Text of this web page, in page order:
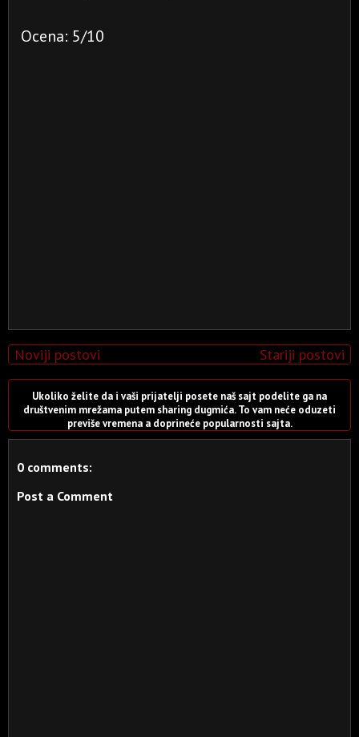
Ocena: 5/10
Noviji postovi Stariji postovi
Ukoliko želite da i vaši prijatelji posete naš sajt podelite ga na
društvenim mrežama putem sharing dugmića. To vam neće oduzeti
previše vremena a doprineće popularnosti sajta.
0 comments:
Post a Comment